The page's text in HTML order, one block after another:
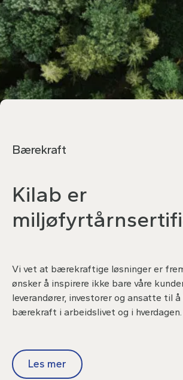
Bærekraft
Kilab er
Vi vet at bærekraftige løsninger er
ønsker å inspirere ikke bare våre
leverandører, investorer og ansatte til
bærekraft i arbeidslivet og i hverdagen.
Les mer